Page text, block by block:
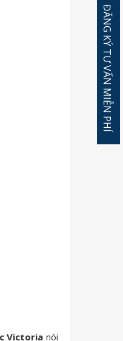
Victoria nói
ĐĂNG KÝ TƯ VẤN MIỄN PHÍ